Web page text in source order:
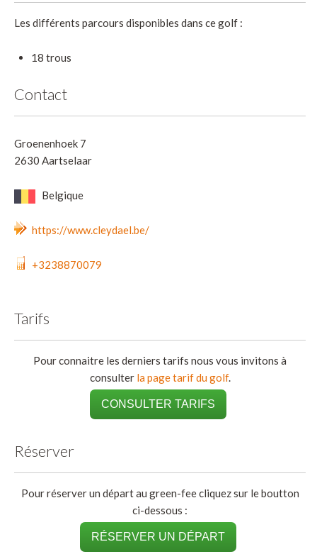
Les différents parcours disponibles dans ce golf :
18 trous
Contact
Groenenhoek 7
2630 Aartselaar
Belgique
https://www.cleydael.be/
+3238870079
Tarifs
Pour connaitre les derniers tarifs nous vous invitons à
consulter la page tarif du golf.
CONSULTER TARIFS
Réserver
Pour réserver un départ au green-fee cliquez sur le boutton
ci-dessous :
RÉSERVER UN DÉPART